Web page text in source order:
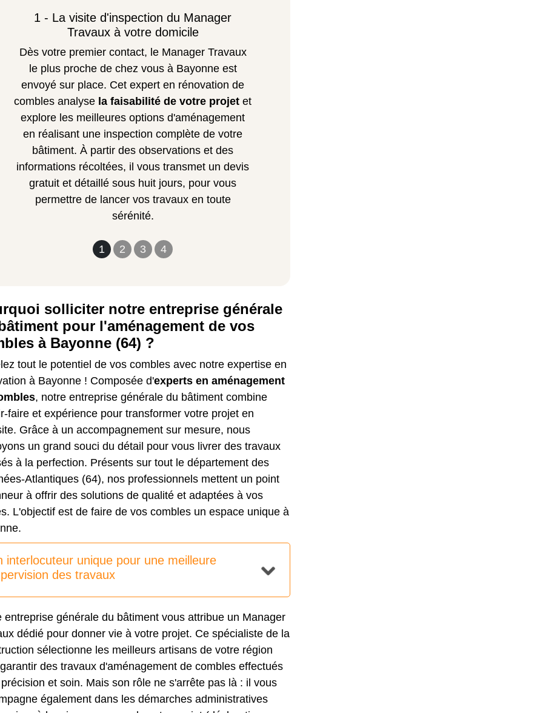
1 2 3 4
1 - La visite d'inspection du Manager
Travaux à votre domicile
Dès votre premier contact, le Manager Travaux
le plus proche de chez vous à Bayonne est
envoyé sur place. Cet expert en rénovation de
combles analyse la faisabilité de votre projet et
explore les meilleures options d'aménagement
en réalisant une inspection complète de votre
bâtiment. À partir des observations et des
informations récoltées, il vous transmet un devis
gratuit et détaillé sous huit jours, pour vous
permettre de lancer vos travaux en toute
sérénité.
solliciter notre entreprise générale
pour l'aménagement de vos
à Bayonne (64) ?
tout le potentiel de vos combles avec notre expertise en
à Bayonne ! Composée d'experts en aménagement
, notre entreprise générale du bâtiment combine
faire et expérience pour transformer votre projet en
Grâce à un accompagnement sur mesure, nous
un grand souci du détail pour vous livrer des travaux
à la perfection. Présents sur tout le département des
Atlantiques (64), nos professionnels mettent un point
à offrir des solutions de qualité et adaptées à vos
L'objectif est de faire de vos combles un espace unique à
interlocuteur unique pour une meilleure
des travaux
entreprise générale du bâtiment vous attribue un Manager
dédié pour donner vie à votre projet. Ce spécialiste de la
sélectionne les meilleurs artisans de votre région
des travaux d'aménagement de combles effectués
et soin. Mais son rôle ne s'arrête pas là : il vous
également dans les démarches administratives